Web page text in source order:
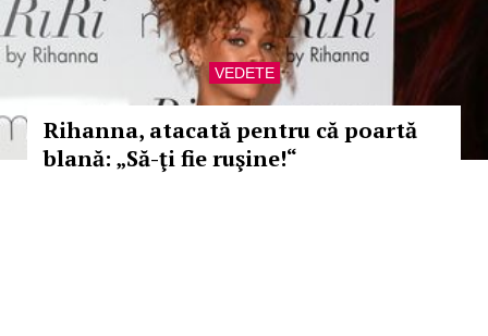
VEDETE
Rihanna, atacată pentru că poartă
blană: „Să-ţi fie ruşine!“